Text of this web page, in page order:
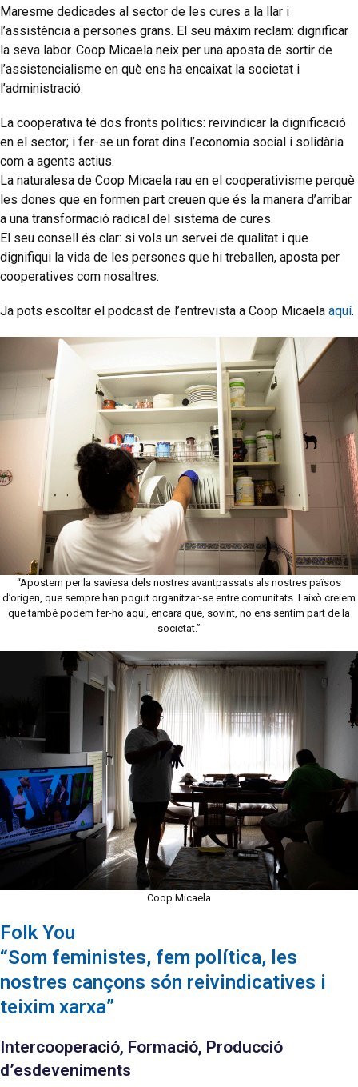
Maresme dedicades al sector de les cures a la llar i
l’assistència a persones grans. El seu màxim reclam: dignificar
la seva labor. Coop Micaela neix per una aposta de sortir de
l’assistencialisme en què ens ha encaixat la societat i
l’administració.
La cooperativa té dos fronts polítics: reivindicar la dignificació
en el sector; i fer-se un forat dins l’economia social i solidària
com a agents actius.
La naturalesa de Coop Micaela rau en el cooperativisme perquè
les dones que en formen part creuen que és la manera d’arribar
a una transformació radical del sistema de cures.
El seu consell és clar: si vols un servei de qualitat i que
dignifiqui la vida de les persones que hi treballen, aposta per
cooperatives com nosaltres.
Ja pots escoltar el podcast de l’entrevista a Coop Micaela aquí.
“Apostem per la saviesa dels nostres avantpassats als nostres països
d’origen, que sempre han pogut organitzar-se entre comunitats. I això creiem
que també podem fer-ho aquí, encara que, sovint, no ens sentim part de la
societat.”
Coop Micaela
Folk You
“Som feministes, fem política, les
nostres cançons són reivindicatives i
teixim xarxa”
Intercooperació, Formació, Producció
d’esdeveniments